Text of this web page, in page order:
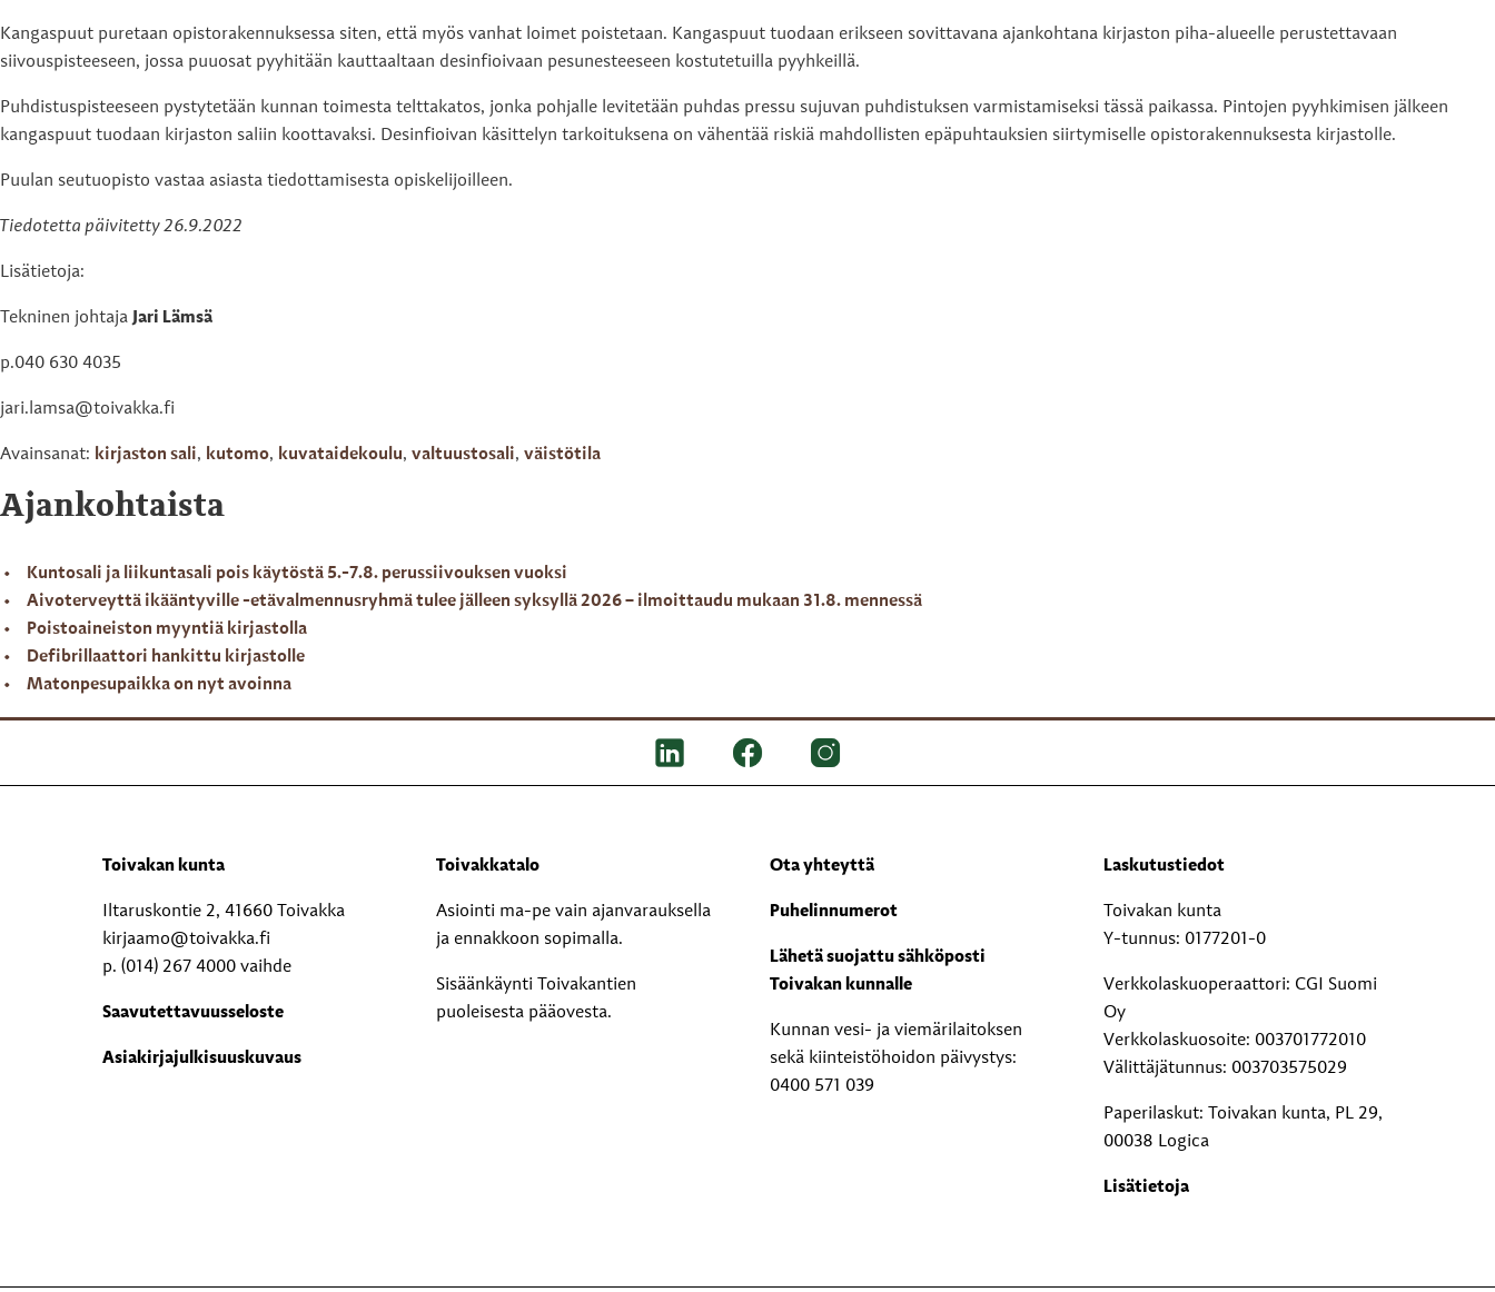
Kangaspuut puretaan opistorakennuksessa siten, että myös vanhat loimet poistetaan. Kangaspuut tuodaan erikseen sovittavana ajankohtana kirjaston piha-alueelle perustettavaan
siivouspisteeseen, jossa puuosat pyyhitään kauttaaltaan desinfioivaan pesunesteeseen kostutetuilla pyyhkeillä.
Puhdistuspisteeseen pystytetään kunnan toimesta telttakatos, jonka pohjalle levitetään puhdas pressu sujuvan puhdistuksen varmistamiseksi tässä paikassa. Pintojen pyyhkimisen jälkeen
kangaspuut tuodaan kirjaston saliin koottavaksi. Desinfioivan käsittelyn tarkoituksena on vähentää riskiä mahdollisten epäpuhtauksien siirtymiselle opistorakennuksesta kirjastolle.
Puulan seutuopisto vastaa asiasta tiedottamisesta opiskelijoilleen.
Tiedotetta päivitetty 26.9.2022
Lisätietoja:
Tekninen johtaja Jari Lämsä
p.040 630 4035
jari.lamsa@toivakka.fi
Avainsanat: kirjaston sali, kutomo, kuvataidekoulu, valtuustosali, väistötila
Ajankohtaista
Kuntosali ja liikuntasali pois käytöstä 5.-7.8. perussiivouksen vuoksi
Aivoterveyttä ikääntyville -etävalmennusryhmä tulee jälleen syksyllä 2026 – ilmoittaudu mukaan 31.8. mennessä
Poistoaineiston myyntiä kirjastolla
Defibrillaattori hankittu kirjastolle
Matonpesupaikka on nyt avoinna
Toivakan kunta
Iltaruskontie 2, 41660 Toivakka
kirjaamo@toivakka.fi
p. (014) 267 4000 vaihde
Saavutettavuusseloste
Asiakirjajulkisuuskuvaus
Toivakkatalo
Asiointi ma-pe vain ajanvarauksella
ja ennakkoon sopimalla.
Sisäänkäynti Toivakantien
puoleisesta pääovesta.
Ota yhteyttä
Puhelinnumerot
Lähetä suojattu sähköposti
Toivakan kunnalle
Kunnan vesi- ja viemärilaitoksen
sekä kiinteistöhoidon päivystys:
0400 571 039
Laskutustiedot
Toivakan kunta
Y-tunnus: 0177201-0
Verkkolaskuoperaattori: CGI Suomi
Oy
Verkkolaskuosoite: 003701772010
Välittäjätunnus: 003703575029
Paperilaskut: Toivakan kunta, PL 29,
00038 Logica
Lisätietoja